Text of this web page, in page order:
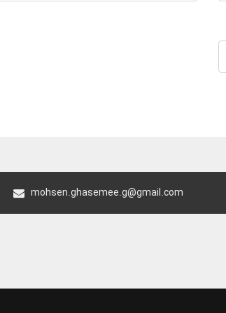
mohsen.ghasemee.g@gmail.com